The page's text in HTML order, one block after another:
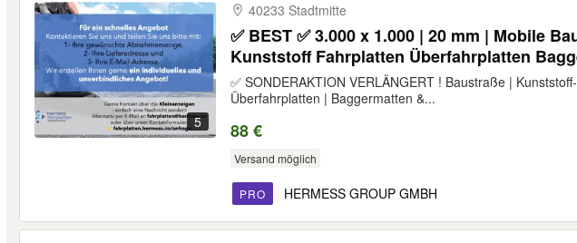
5
40233 Stadtmitte
✅ BEST ✅ 3.000 x 1.000 | 20 mm | Mobile Baustraße
Kunststoff Fahrplatten Überfahrplatten
Ground Protection Mats Rijplaten
✅ SONDERAKTION VERLÄNGERT ! Baustraße |
Überfahrplatten | Baggermatten &...
88 €
Versand möglich
PRO HERMESS GROUP GMBH